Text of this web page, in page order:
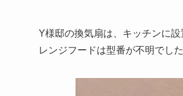
Y様邸の換気扇は、キッチンに
レンジフードは型番が不明でし